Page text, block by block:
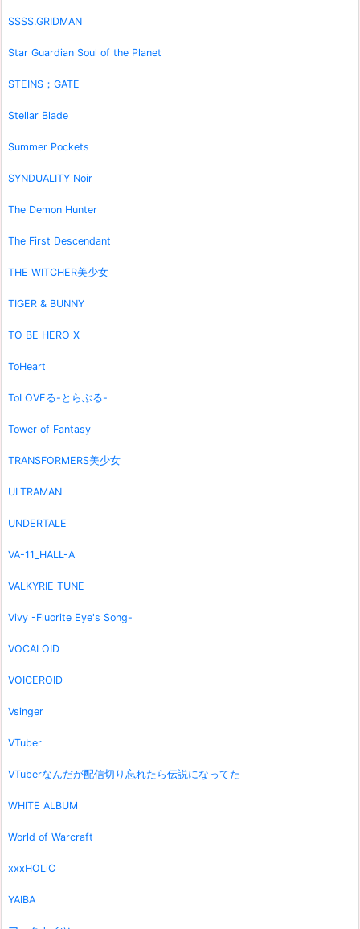
SSSS.GRIDMAN
Star Guardian Soul of the Planet
STEINS；GATE
Stellar Blade
Summer Pockets
SYNDUALITY Noir
The Demon Hunter
The First Descendant
THE WITCHER美少女
TIGER & BUNNY
TO BE HERO X
ToHeart
ToLOVEる-とらぶる-
Tower of Fantasy
TRANSFORMERS美少女
ULTRAMAN
UNDERTALE
VA-11_HALL-A
VALKYRIE TUNE
Vivy -Fluorite Eye's Song-
VOCALOID
VOICEROID
Vsinger
VTuber
VTuberなんだが配信切り忘れたら伝説になってた
WHITE ALBUM
World of Warcraft
xxxHOLiC
YAIBA